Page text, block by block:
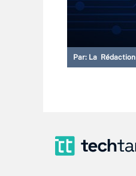
Par: La Rédaction